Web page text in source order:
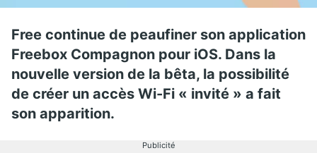
Free continue de peaufiner son application
Freebox Compagnon pour iOS. Dans la
nouvelle version de la bêta, la possibilité
de créer un accès Wi-Fi « invité » a fait
son apparition.
Publicité